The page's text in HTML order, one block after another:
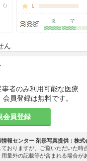
塞、気胸、腸閉塞、
変化する。］
始時
始のときには、亜酸
う。
了時
了と同時に空気呼吸
ん
者のみ利用可能な医療
員登録は無料です。
会員登録
報センター 剤形写真提供：株式
おりますが、ご覧いただいた
量外の記載等が含まれる場合